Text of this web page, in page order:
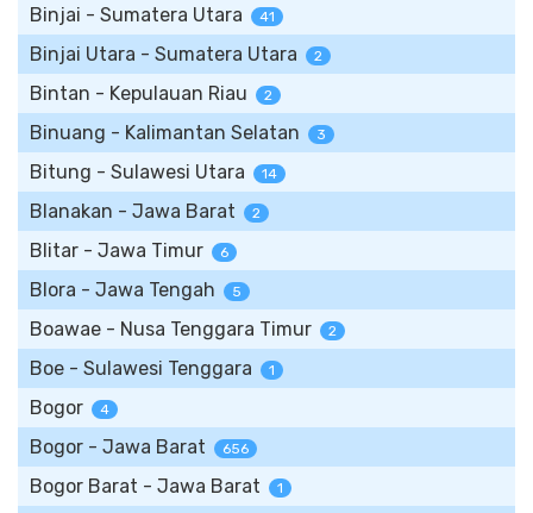
Binjai - Sumatera Utara 41
Binjai Utara - Sumatera Utara 2
Bintan - Kepulauan Riau 2
Binuang - Kalimantan Selatan 3
Bitung - Sulawesi Utara 14
Blanakan - Jawa Barat 2
Blitar - Jawa Timur 6
Blora - Jawa Tengah 5
Boawae - Nusa Tenggara Timur 2
Boe - Sulawesi Tenggara 1
Bogor 4
Bogor - Jawa Barat 656
Bogor Barat - Jawa Barat 1